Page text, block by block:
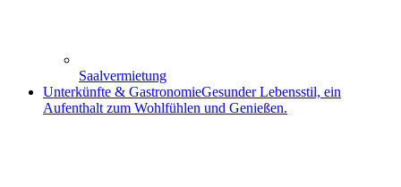
Saalvermietung
Unterkünfte & GastronomieGesunder Lebensstil, ein
Aufenthalt zum Wohlfühlen und Genießen.